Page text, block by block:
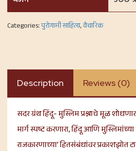
Categories:पुरोगामी साहित्य,वैचारिक
Description Reviews (0)
सदर ग्रंथ हिंदू- मुस्लिम प्रश्नाचे मूळ
मार्ग स्पष्ट करणारा, हिंदू आणि
राजकारणाच्या’ हितसंबंधांवर प्रकाशझोत